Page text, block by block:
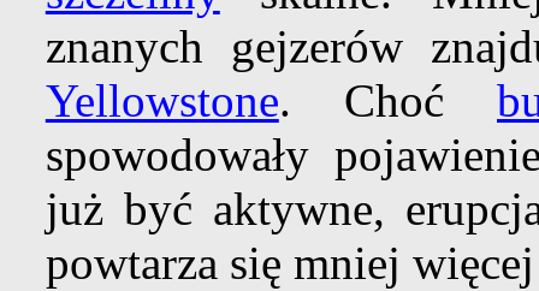
znanych gejzerów
Yellowstone. Choć
spowodowały
już być aktywne,
powtarza się mniej